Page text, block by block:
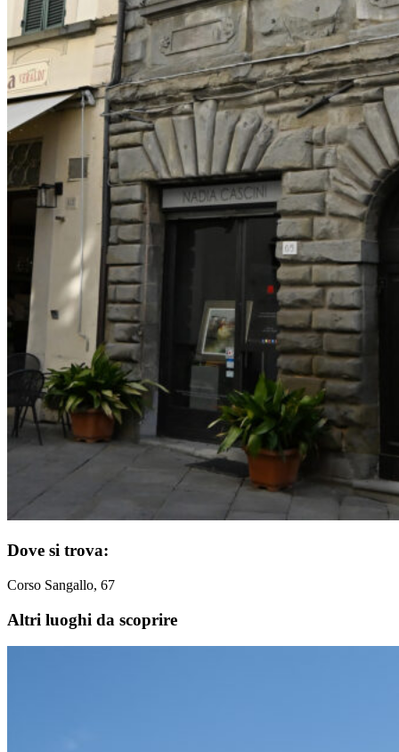
Dove si trova:
Corso Sangallo, 67
Altri luoghi da scoprire